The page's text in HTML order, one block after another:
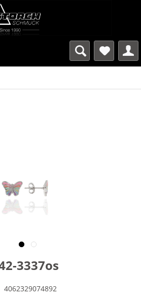
3337os
4062329074892